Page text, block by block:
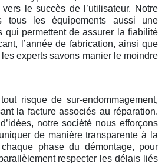
le succès de l’utilisateur. Notre
tous les équipements aussi une
qui permettent de assurer la fiabilité
l’année de fabrication, ainsi que
experts savons manier le moindre
risque de sur-endommagement,
la facture associés au réparation.
notre société nous efforçons
de manière transparente à la
phase du démontage, pour
respecter les délais liés